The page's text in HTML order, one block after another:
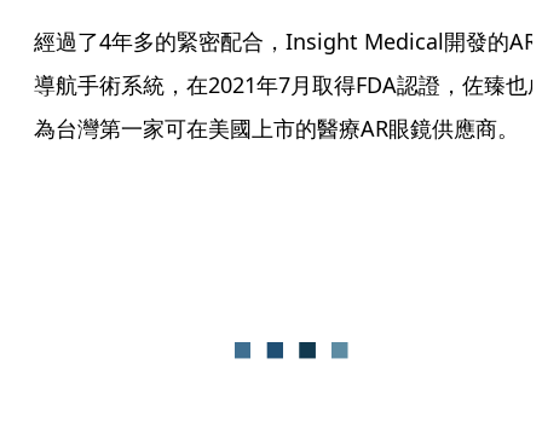
經過了4年多的緊密配合，Insight Medical開發的AR
導航手術系統，在2021年7月取得FDA認證，佐臻也
為台灣第一家可在美國上市的醫療AR眼鏡供應商。